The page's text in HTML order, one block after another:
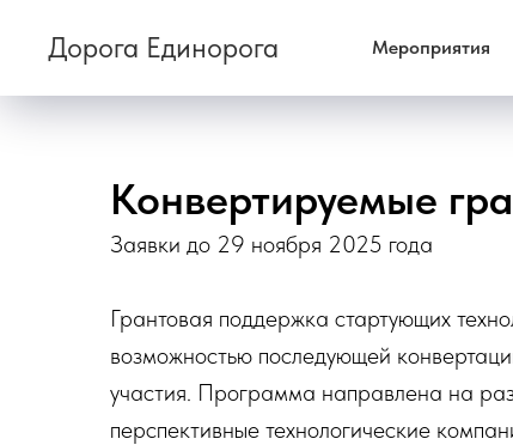
Дорога Единорога Мероприятия
Конвертируемые
Заявки до 29 ноября 2025 года
Грантовая поддержка стартующих
возможностью последующей
участия. Программа направлена на
перспективные технологические